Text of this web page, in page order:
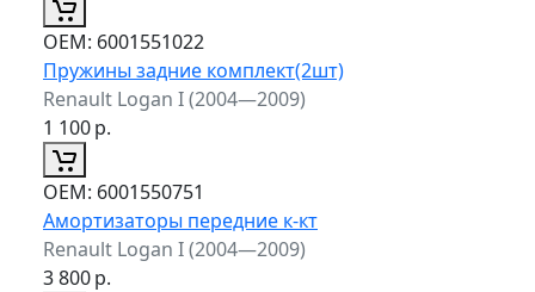
ОЕМ: 6001551022
Пружины задние комплект(2шт)
Renault Logan I (2004—2009)
1 100р.
ОЕМ: 6001550751
Амортизаторы передние к-кт
Renault Logan I (2004—2009)
3 800р.